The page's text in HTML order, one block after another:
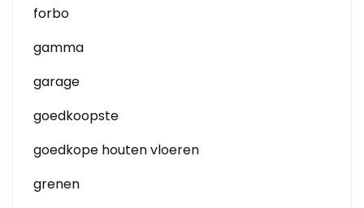
forbo
gamma
garage
goedkoopste
goedkope houten vloeren
grenen